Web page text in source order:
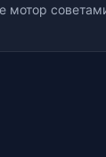
мотор